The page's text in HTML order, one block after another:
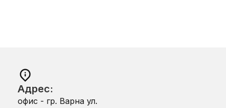
Адрес:
офис - гр. Варна ул.